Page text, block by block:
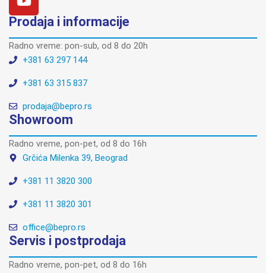
Prodaja i informacije
Radno vreme: pon-sub, od 8 do 20h
+381 63 297 144
+381 63 315 837
prodaja@bepro.rs
Showroom
Radno vreme, pon-pet, od 8 do 16h
Grčića Milenka 39, Beograd
+381 11 3820 300
+381 11 3820 301
office@bepro.rs
Servis i postprodaja
Radno vreme, pon-pet, od 8 do 16h